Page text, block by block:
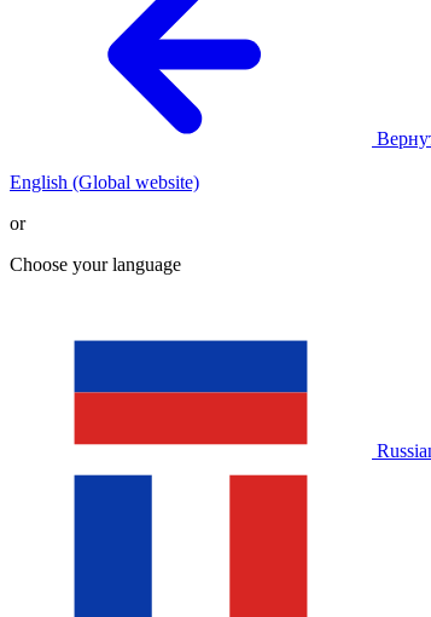
English (Global website)
or
Choose your language